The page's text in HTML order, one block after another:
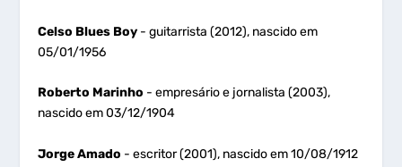
Celso Blues Boy - guitarrista (2012), nascido em
05/01/1956
Roberto Marinho - empresário e jornalista (2003),
nascido em 03/12/1904
Jorge Amado - escritor (2001), nascido em 10/08/1912